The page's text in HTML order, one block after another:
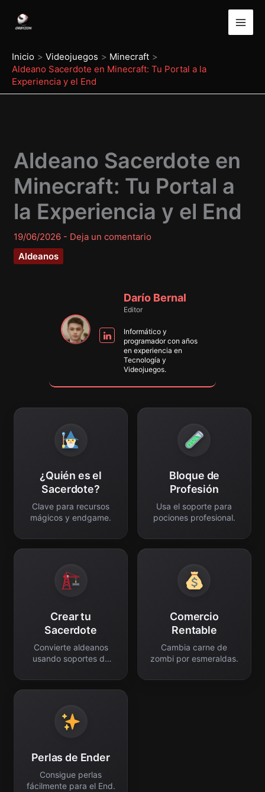
Inicio
Videojuegos
Minecraft
Aldeano Sacerdote en Minecraft: Tu Portal a la
Experiencia y el End
Aldeano Sacerdote en
Minecraft: Tu Portal a
la Experiencia y el End
19/06/2026 - Deja un comentario
Aldeanos
Darío Bernal
Editor
Informático y
programador con años
en experiencia en
Tecnología y
Videojuegos.
¿Quién es el
Sacerdote?
Clave para recursos
mágicos y endgame.
Bloque de
Profesión
Usa el soporte para
pociones profesional.
Crear tu
Sacerdote
Convierte aldeanos
usando soportes de
Comercio
Rentable
Cambia carne de
zombi por esmeraldas.
Perlas de Ender
Consigue perlas
fácilmente para el End.